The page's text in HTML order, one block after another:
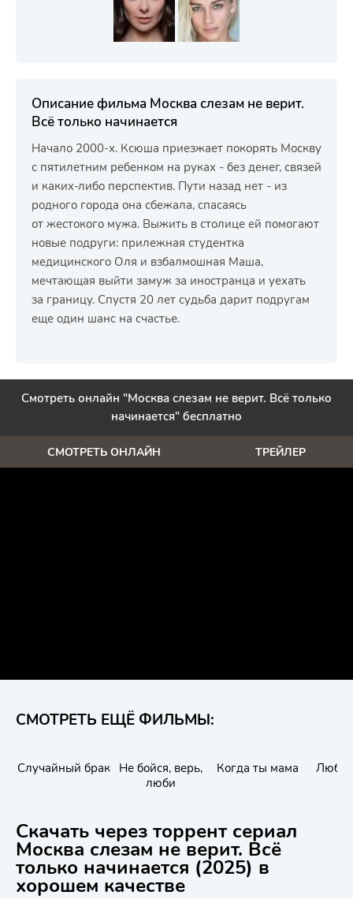
Описание фильма Москва слезам не верит.
Всё только начинается
Начало 2000-х. Ксюша приезжает покорять Москву
с пятилетним ребенком на руках - без денег, связей
и каких-либо перспектив. Пути назад нет - из
родного города она сбежала, спасаясь
от жестокого мужа. Выжить в столице ей помогают
новые подруги: прилежная студентка
медицинского Оля и взбалмошная Маша,
мечтающая выйти замуж за иностранца и уехать
за границу. Спустя 20 лет судьба дарит подругам
еще один шанс на счастье.
Смотреть онлайн "Москва слезам не верит. Всё только
начинается" бесплатно
СМОТРЕТЬ ОНЛАЙН ТРЕЙЛЕР
СМОТРЕТЬ ЕЩЁ ФИЛЬМЫ:
Случайный брак Не бойся, верь,
люби
Когда ты мама
Скачать через торрент сериал
Москва слезам не верит. Всё
только начинается (2025) в
хорошем качестве